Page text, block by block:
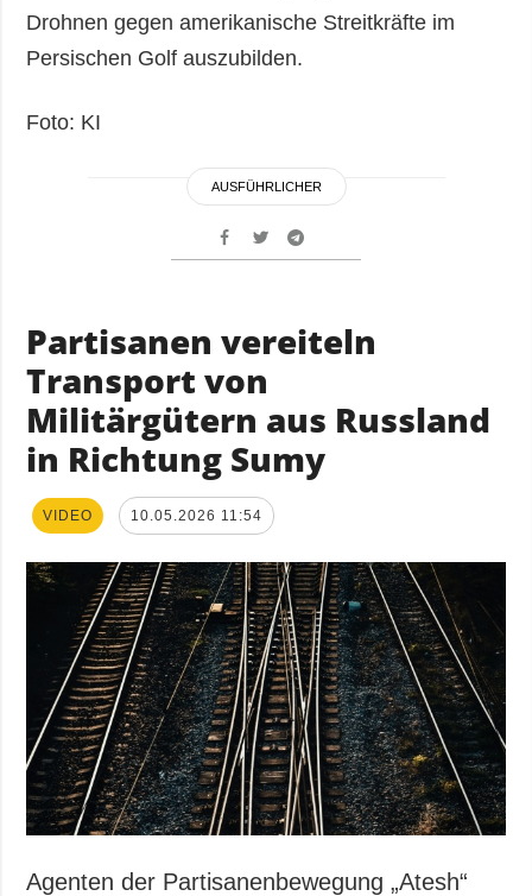
Drohnen gegen amerikanische Streitkräfte im
Persischen Golf auszubilden.
Foto: KI
AUSFÜHRLICHER
Partisanen vereiteln
Transport von
Militärgütern aus Russland
in Richtung Sumy
VIDEO 10.05.2026 11:54
Agenten der Partisanenbewegung „Atesh“